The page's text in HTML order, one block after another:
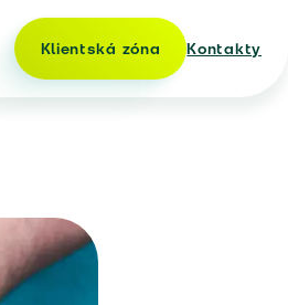
Klientská zóna Kontakty